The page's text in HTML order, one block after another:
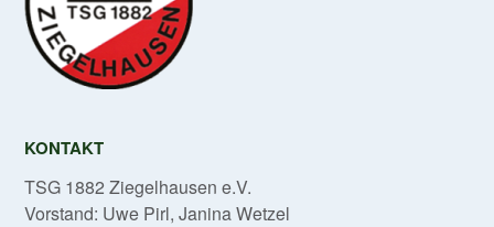
KONTAKT
TSG 1882 Ziegelhausen e.V.
Vorstand: Uwe Pirl, Janina Wetzel